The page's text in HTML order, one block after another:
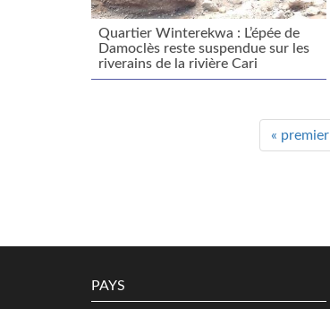
Quartier Winterekwa : L’épée de
Damoclès reste suspendue sur les
riverains de la rivière Cari
« premier
PAYS